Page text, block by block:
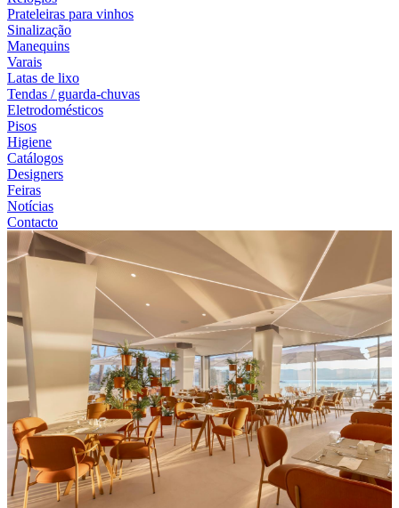
Prateleiras para vinhos
Sinalização
Manequins
Varais
Latas de lixo
Tendas / guarda-chuvas
Eletrodomésticos
Pisos
Higiene
Catálogos
Designers
Feiras
Notícias
Contacto